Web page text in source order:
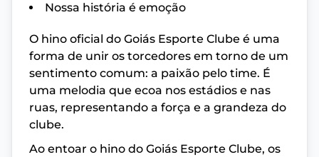
Nossa história é emoção
O hino oficial do Goiás Esporte Clube é uma
forma de unir os torcedores em torno de um
sentimento comum: a paixão pelo time. É
uma melodia que ecoa nos estádios e nas
ruas, representando a força e a grandeza do
clube.
Ao entoar o hino do Goiás Esporte Clube, os